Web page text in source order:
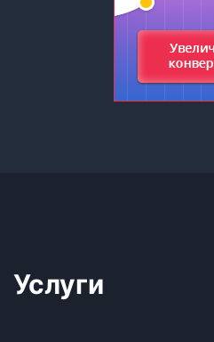
Услуги